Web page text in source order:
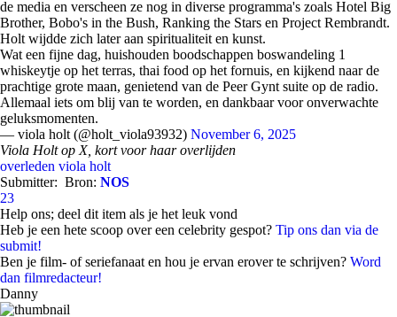
de media en verscheen ze nog in diverse programma's zoals Hotel Big
Brother, Bobo's in the Bush, Ranking the Stars en Project Rembrandt.
Holt wijdde zich later aan spiritualiteit en kunst.
Wat een fijne dag, huishouden boodschappen boswandeling 1
whiskeytje op het terras, thai food op het fornuis, en kijkend naar de
prachtige grote maan, genietend van de Peer Gynt suite op de radio.
Allemaal iets om blij van te worden, en dankbaar voor onverwachte
geluksmomenten.
— viola holt (@holt_viola93932) November 6, 2025
Viola Holt op X, kort voor haar overlijden
overleden viola holt
Submitter: Bron: NOS
23
Help ons; deel dit item als je het leuk vond
Heb je een hete scoop over een celebrity gespot? Tip ons dan via de
submit!
Ben je film- of seriefanaat en hou je ervan erover te schrijven? Word
dan filmredacteur!
Danny